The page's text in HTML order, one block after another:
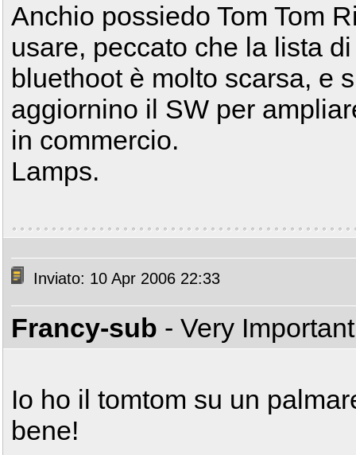
Anchio possiedo Tom Tom
usare, peccato che la lista
bluethoot è molto scarsa, e
aggiornino il SW per
in commercio.
Lamps.
Inviato: 10 Apr 2006 22:33
Francy-sub - Very
Io ho il tomtom su un
bene!